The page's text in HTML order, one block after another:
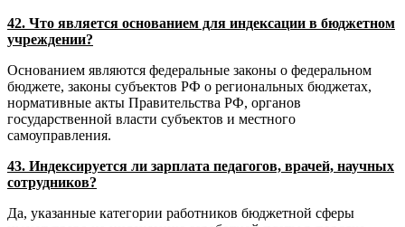
42. Что является основанием для индексации в бюджетном
учреждении?
Основанием являются федеральные законы о федеральном
бюджете, законы субъектов РФ о региональных бюджетах,
нормативные акты Правительства РФ, органов
государственной власти субъектов и местного
самоуправления.
43. Индексируется ли зарплата педагогов, врачей, научных
сотрудников?
Да, указанные категории работников бюджетной сферы